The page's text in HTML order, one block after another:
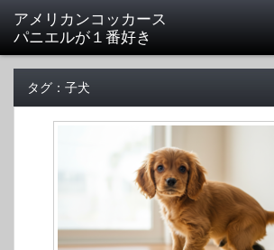
アメリカンコッカース
パニエルが１番好き
タグ：子犬